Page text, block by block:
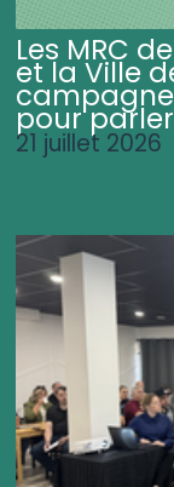
Les MRC
et la Ville
pour
21 juillet 2026